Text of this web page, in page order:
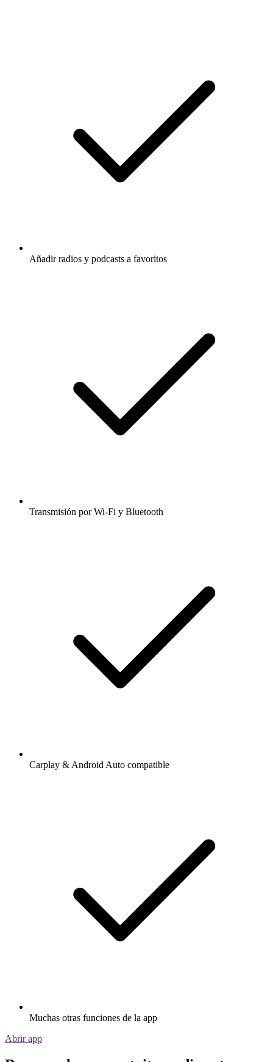
Añadir radios y podcasts a favoritos
Transmisión por Wi-Fi y Bluetooth
Carplay & Android Auto compatible
Muchas otras funciones de la app
Abrir app